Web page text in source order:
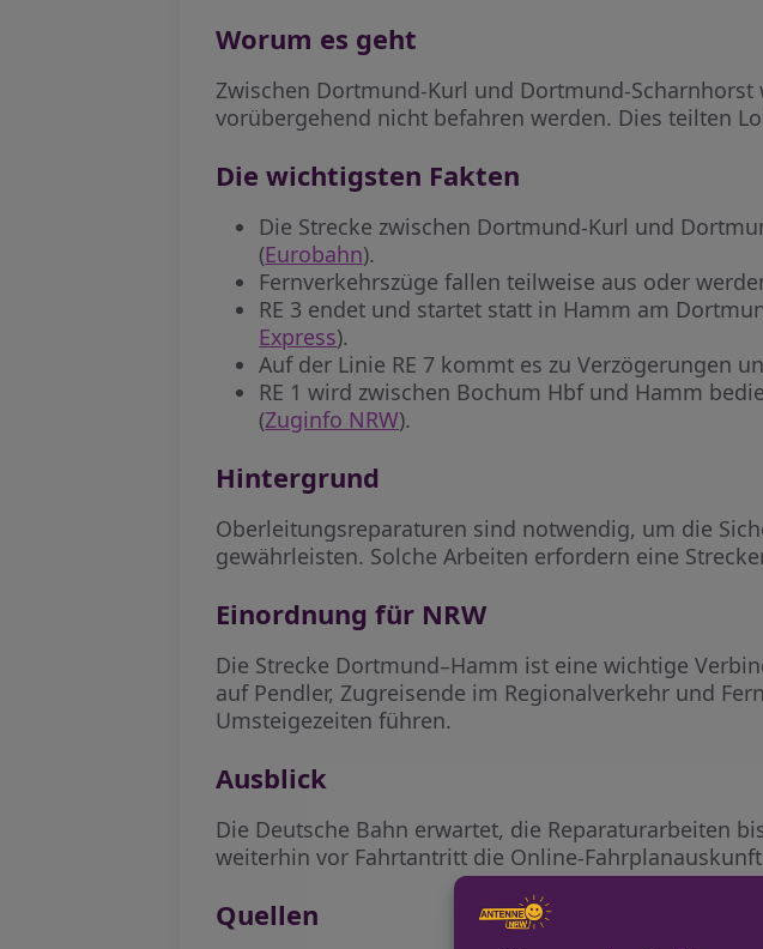
Worum es geht
Zwischen Dortmund-Kurl und Dortmund-
vorübergehend nicht befahren werden. Dies teilten
Die wichtigsten Fakten
Die Strecke zwischen Dortmund-Kurl und
(Eurobahn).
Fernverkehrszüge fallen teilweise aus oder
RE 3 endet und startet statt in Hamm am
Express).
Auf der Linie RE 7 kommt es zu Verzögerungen
RE 1 wird zwischen Bochum Hbf und Hamm
(Zuginfo NRW).
Hintergrund
Oberleitungsreparaturen sind notwendig, um die
gewährleisten. Solche Arbeiten erfordern eine
Einordnung für NRW
Die Strecke Dortmund–Hamm ist eine wichtige
auf Pendler, Zugreisende im Regionalverkehr und
Umsteigezeiten führen.
Ausblick
Die Deutsche Bahn erwartet, die Reparaturarbeiten
weiterhin vor Fahrtantritt die Online-
Quellen